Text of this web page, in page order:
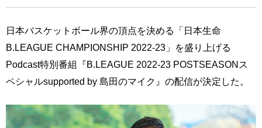
日本バスケットボール界の頂点を決める「日本生命
B.LEAGUE CHAMPIONSHIP 2022-23」を盛り上げる
Podcast特別番組『B.LEAGUE 2022-23 POSTSEASONス
ペシャルsupported by 島田のマイク』の配信が決定した。